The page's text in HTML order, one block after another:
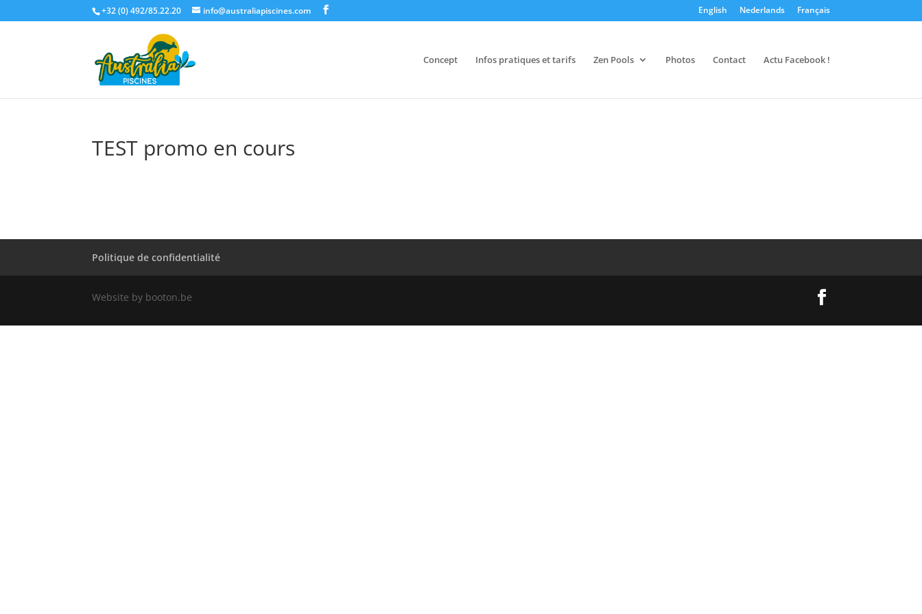
+32 (0) 492/85.22.20 info@australiapiscines.com English Nederlands Français
Concept Infos pratiques et tarifs Zen Pools Photos Contact Actu Facebook !
TEST promo en cours
Politique de confidentialité
Website by booton.be